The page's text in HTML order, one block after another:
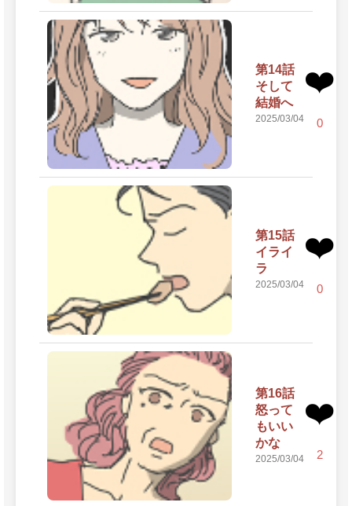
第14話
そして
結婚へ
2025/03/04
❤️
0
第15話
イライ
ラ
2025/03/04
❤️
0
第16話
怒って
もいい
かな
2025/03/04
❤️
2